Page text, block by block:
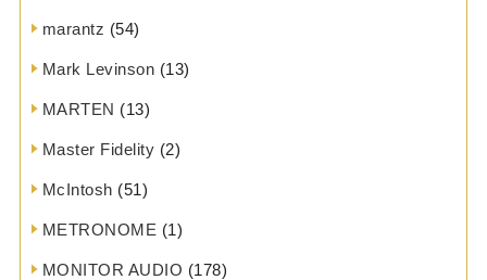
marantz (54)
Mark Levinson (13)
MARTEN (13)
Master Fidelity (2)
McIntosh (51)
METRONOME (1)
MONITOR AUDIO (178)